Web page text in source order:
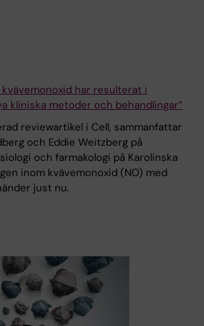
har resulterat i
kliniska metoder och behandlingar”
reviewartikel i Cell, sammanfattar
och Eddie Weitzberg på
och farmakologi på Karolinska
inom kvävemonoxid (NO) med
just nu.